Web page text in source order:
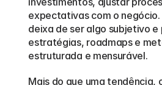
expectativas com o
deixa de ser algo subjetivo
estratégias, roadmaps e
estruturada e mensurável.
Mais do que uma tendência,